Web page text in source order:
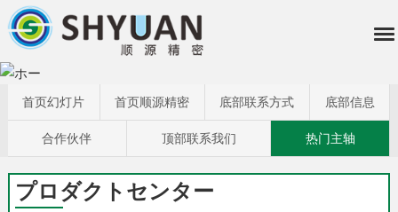
首页幻灯片 首页顺源精密 底部联系方式 底部信息
合作伙伴 顶部联系我们 热门主轴
プロダクトセンター